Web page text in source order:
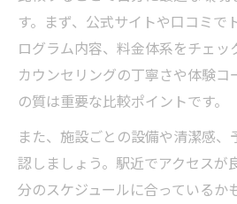
す。まず、公式サイトや口コミで
ログラム内容、料金体系をチェッ
カウンセリングの丁寧さや体験コ
の質は重要な比較ポイントです。
また、施設ごとの設備や清潔感
認しましょう。駅近でアクセスが
分のスケジュールに合っているか